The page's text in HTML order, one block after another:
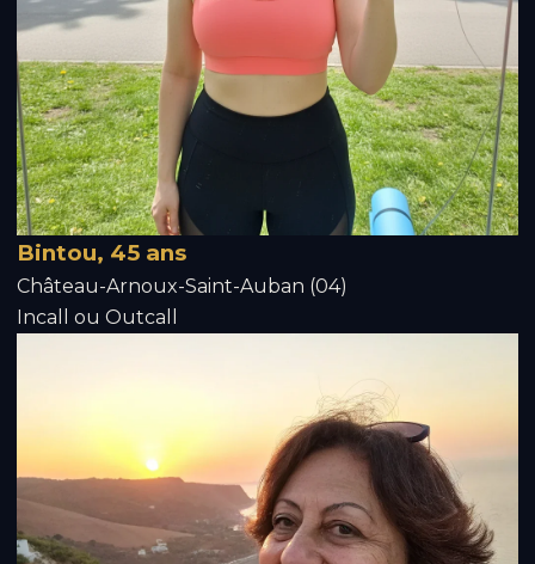
Bintou, 45 ans
Château-Arnoux-Saint-Auban (04)
Incall ou Outcall